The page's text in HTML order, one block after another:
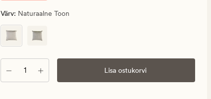
17,48
Värv: Naturaalne Toon
Kogus Lisa ostukorvi